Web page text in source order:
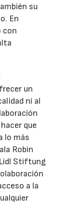
su
En
con
un
ni al
que
lo más
Robin
Stiftung
a la